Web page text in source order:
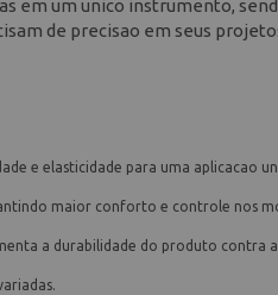
em um unico instrumento,
de precisao em seus
e elasticidade para uma aplicacao
maior conforto e controle nos
a durabilidade do produto contra